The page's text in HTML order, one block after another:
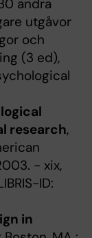
andra
utgåvor
och
(3 ed),
research,
- xix,
ID:
in